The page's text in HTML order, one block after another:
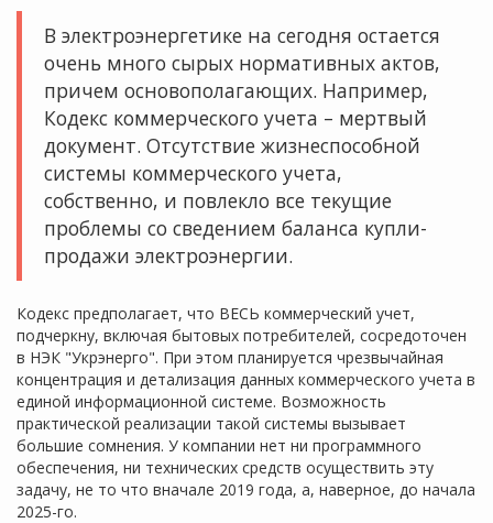
В электроэнергетике на сегодня остается
очень много сырых нормативных актов,
причем основополагающих. Например,
Кодекс коммерческого учета – мертвый
документ. Отсутствие жизнеспособной
системы коммерческого учета,
собственно, и повлекло все текущие
проблемы со сведением баланса купли-
продажи электроэнергии.
Кодекс предполагает, что ВЕСЬ коммерческий учет,
подчеркну, включая бытовых потребителей, сосредоточен
в НЭК "Укрэнерго". При этом планируется чрезвычайная
концентрация и детализация данных коммерческого учета в
единой информационной системе. Возможность
практической реализации такой системы вызывает
большие сомнения. У компании нет ни программного
обеспечения, ни технических средств осуществить эту
задачу, не то что вначале 2019 года, а, наверное, до начала
2025-го.